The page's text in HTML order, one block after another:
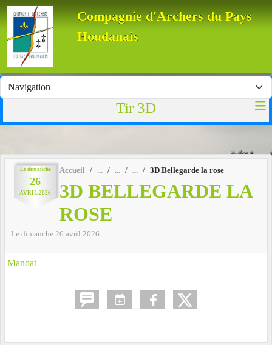
Compagnie d'Archers du Pays
Houdanais
Tir 3D
Le dimanche
26
AVRIL 2026
Accueil 3D Bellegarde la rose
3D BELLEGARDE LA
ROSE
Le dimanche 26 avril 2026
Mandat
Panneau de gestion des cookies